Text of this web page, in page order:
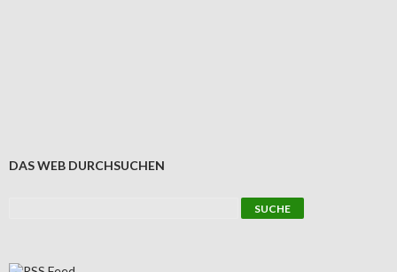
DAS WEB DURCHSUCHEN